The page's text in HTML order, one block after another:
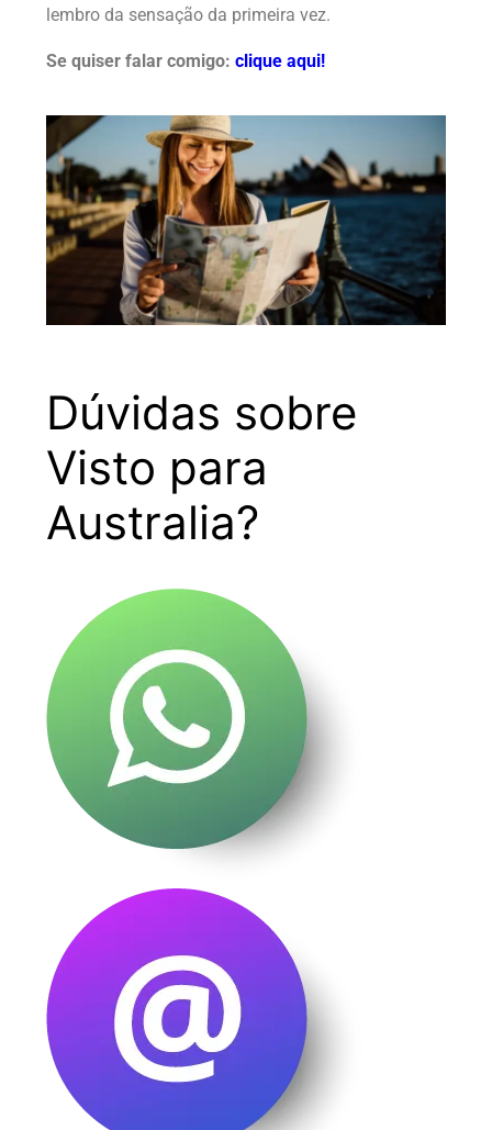
lembro da sensação da primeira vez.
Se quiser falar comigo: clique aqui!
Dúvidas sobre
Visto para
Australia?